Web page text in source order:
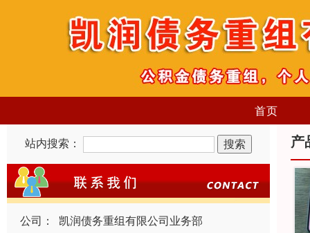
首页
站内搜索：
公司：
凯润债务重组有限公司业务部
产